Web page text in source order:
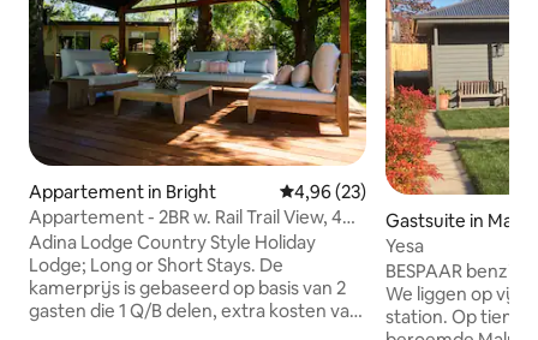
Appartement in Bright Gemiddelde beoordeling van
4,96 (23)
Appartement - 2BR w. Rail Trail View, 4
gasten (kamers 5,6)
Adina Lodge Country Style Holiday
Lodge; Long or Short Stays. De
kamerprijs is gebaseerd op basis van 2
gasten die 1 Q/B delen, extra kosten van
Gastsuite in
Yesa
BESPAAR
We liggen op vijf
station. Op tien